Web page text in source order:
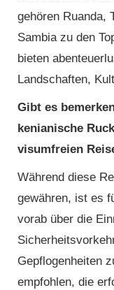
gehören Ruanda,
Sambia zu den
bieten
Landschaften,
Gibt es
kenianische
visumfreien
Während diese
gewähren, ist es
vorab über die
Gepflogenheiten
empfohlen, die